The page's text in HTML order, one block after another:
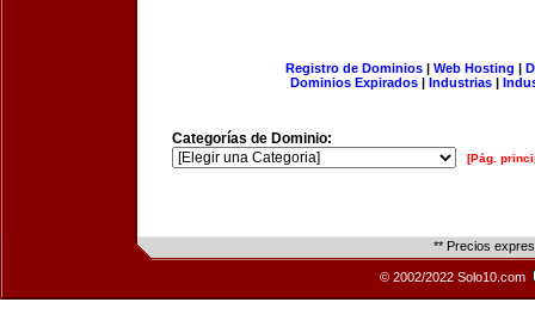
Registro de Dominios| Web Hosting |
Dominios Expirados | Industrias |
Categorías de Dominio:
[Pág.
** Precios
© 2002/2022 Solo10.com